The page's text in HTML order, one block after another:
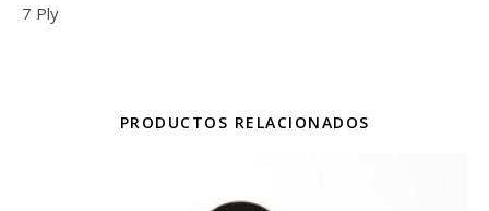
7 Ply
PRODUCTOS RELACIONADOS